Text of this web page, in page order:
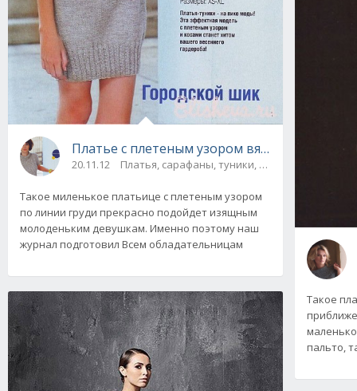
Платье с плетеным узором вязаное спицами
20.11.12 Платья, сарафаны, туники, юбки
Такое миленькое платьице с плетеным узором
по линии груди прекрасно подойдет изящным
молоденьким девушкам. Именно поэтому наш
журнал подготовил Всем обладательницам
Такое
пальто,